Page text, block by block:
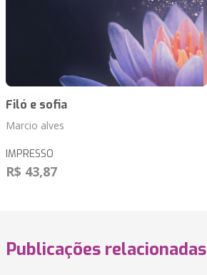
Filó e sofia
Marcio alves
IMPRESSO
R$ 43,87
Publicações relacionadas